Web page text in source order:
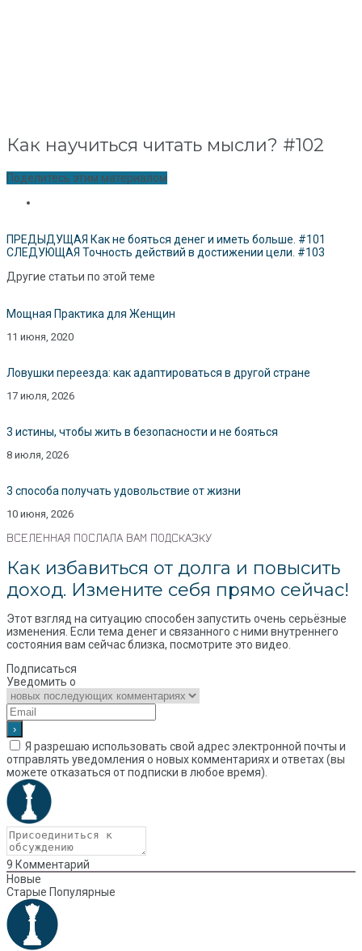
Как научиться читать мысли? #102
Поделитесь этим материалом
ПРЕДЫДУЩАЯ Как не бояться денег и иметь больше. #101
СЛЕДУЮЩАЯ Точность действий в достижении цели. #103
Другие статьи по этой теме
Мощная Практика для Женщин
11 июня, 2020
Ловушки переезда: как адаптироваться в другой стране
17 июля, 2026
3 истины, чтобы жить в безопасности и не бояться
8 июля, 2026
3 способа получать удовольствие от жизни
10 июня, 2026
ВСЕЛЕННАЯ ПОСЛАЛА ВАМ ПОДСКАЗКУ
Как избавиться от долга и повысить
доход. Измените себя прямо сейчас!
Этот взгляд на ситуацию способен запустить очень серьёзные
изменения. Если тема денег и связанного с ними внутреннего
состояния вам сейчас близка, посмотрите это видео.
Подписаться
Уведомить о
Я разрешаю использовать свой адрес электронной почты и
отправлять уведомления о новых комментариях и ответах (вы
можете отказаться от подписки в любое время).
9 Комментарий
Новые
Старые Популярные